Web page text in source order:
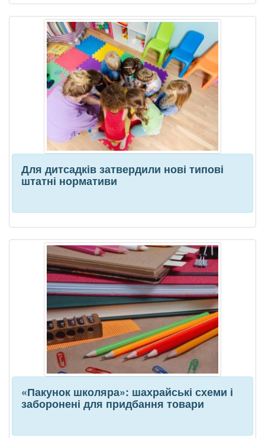
Для дитсадків затвердили нові типові
штатні нормативи
«Пакунок школяра»: шахрайські схеми і
заборонені для придбання товари